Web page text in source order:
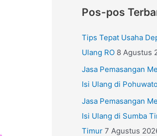
Pos-pos
Tips Tepat Usaha
Ulang RO 8 Agustus
Jasa Pemasangan
Isi Ulang di
Jasa Pemasangan
Isi Ulang di Sumba
Timur 7 Agustus